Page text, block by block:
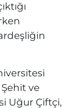
ve
Uğur Çiftçi,